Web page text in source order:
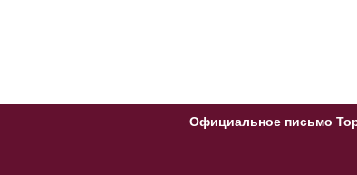
Официальное письмо